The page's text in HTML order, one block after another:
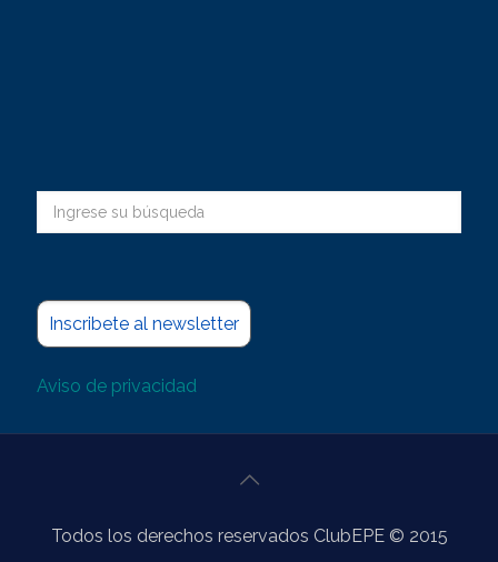
Inscribete al newsletter
Aviso de privacidad
Todos los derechos reservados ClubEPE © 2015